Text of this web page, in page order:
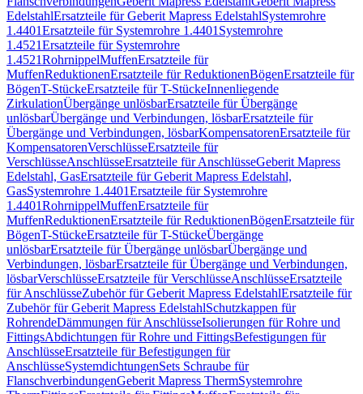
EdelstahlErsatzteile für Geberit Mapress EdelstahlSystemrohre
1.4401Ersatzteile für Systemrohre 1.4401 Systemrohre
1.4521Ersatzteile für Systemrohre
1.4521RohrnippelMuffenErsatzteile für
MuffenReduktionenErsatzteile für ReduktionenBögenErsatzteile für
BögenT-StückeErsatzteile für T-StückeInnenliegende
ZirkulationÜbergänge unlösbarErsatzteile für Übergänge
unlösbarÜbergänge und Verbindungen, lösbarErsatzteile für
Übergänge und Verbindungen, lösbarKompensatorenErsatzteile für
KompensatorenVerschlüsseErsatzteile für
VerschlüsseAnschlüsseErsatzteile für AnschlüsseGeberit Mapress
Edelstahl, GasErsatzteile für Geberit Mapress Edelstahl,
GasSystemrohre 1.4401Ersatzteile für Systemrohre
1.4401RohrnippelMuffenErsatzteile für
MuffenReduktionenErsatzteile für ReduktionenBögenErsatzteile für
BögenT-StückeErsatzteile für T-StückeÜbergänge
unlösbarErsatzteile für Übergänge unlösbarÜbergänge und
Verbindungen, lösbarErsatzteile für Übergänge und Verbindungen,
lösbarVerschlüsseErsatzteile für VerschlüsseAnschlüsseErsatzteile
für AnschlüsseZubehör für Geberit Mapress EdelstahlErsatzteile für
Zubehör für Geberit Mapress EdelstahlSchutzkappen für
RohrendeDämmungen für AnschlüsseIsolierungen für Rohre und
FittingsAbdichtungen für Rohre und FittingsBefestigungen für
AnschlüsseErsatzteile für Befestigungen für
AnschlüsseSystemdichtungenSets Schraube für
FlanschverbindungenGeberit Mapress ThermSystemrohre